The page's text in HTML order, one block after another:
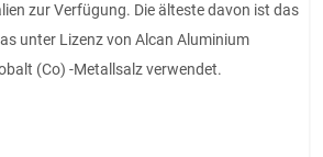
zur Verfügung. Die älteste davon ist das
unter Lizenz von Alcan Aluminium
(Co) -Metallsalz verwendet.